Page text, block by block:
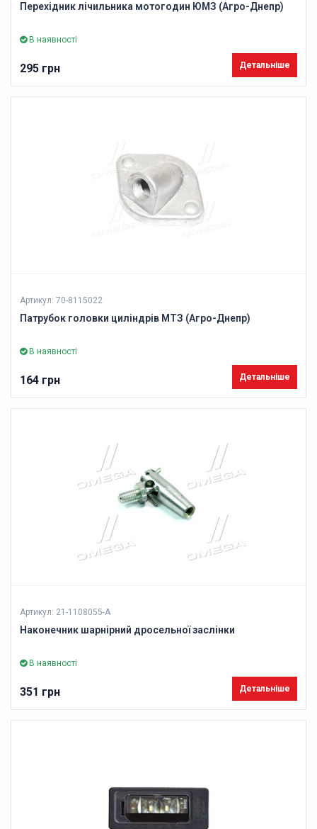
Перехідник лічильника мотогодин ЮМЗ (Агро-Днепр)
В наявності
295 грн Детальніше
Артикул: 70-8115022
Патрубок головки циліндрів МТЗ (Агро-Днепр)
В наявності
164 грн Детальніше
Артикул: 21-1108055-А
Наконечник шарнірний дросельної заслінки
В наявності
351 грн Детальніше